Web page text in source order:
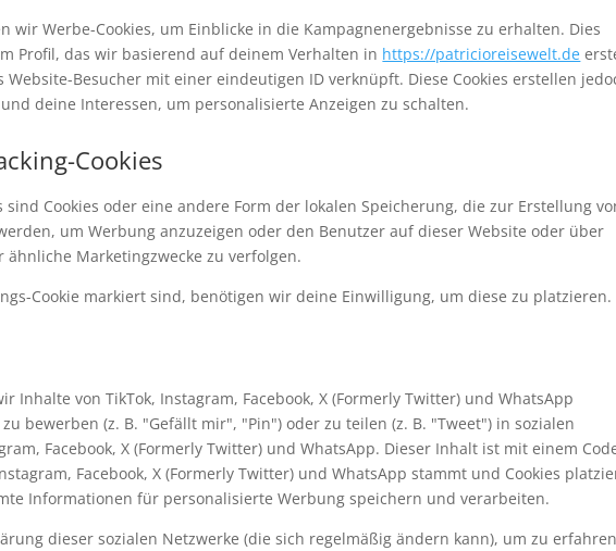
wir Werbe-Cookies, um Einblicke in die Kampagnenergebnisse zu erhalten. Dies
Profil, das wir basierend auf deinem Verhalten in https://patricioreisewelt.de
Website-Besucher mit einer eindeutigen ID verknüpft. Diese Cookies erstellen
deine Interessen, um personalisierte Anzeigen zu schalten.
Cookies
sind Cookies oder eine andere Form der lokalen Speicherung, die zur Erstellung
um Werbung anzuzeigen oder den Benutzer auf dieser Website oder über
Marketingzwecke zu verfolgen.
Cookie markiert sind, benötigen wir deine Einwilligung, um diese zu platzieren.
Inhalte von TikTok, Instagram, Facebook, X (Formerly Twitter) und WhatsApp
bewerben (z. B. "Gefällt mir", "Pin") oder zu teilen (z. B. "Tweet") in sozialen
Facebook, X (Formerly Twitter) und WhatsApp. Dieser Inhalt ist mit einem
Facebook, X (Formerly Twitter) und WhatsApp stammt und Cookies
Informationen für personalisierte Werbung speichern und verarbeiten.
dieser sozialen Netzwerke (die sich regelmäßig ändern kann), um zu